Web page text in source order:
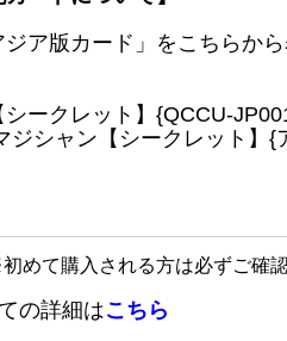
ア版カード」をこちらか
ークレット】{QCCU-
シャン【シークレット】{
めて購入される方は必ずご確認
の詳細はこちら